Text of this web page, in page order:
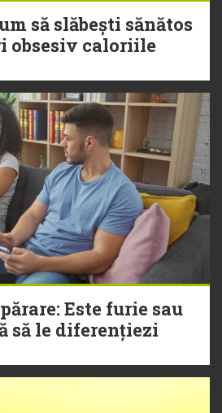
să slăbești sănătos
obsesiv caloriile
Este furie sau
să le diferențiezi